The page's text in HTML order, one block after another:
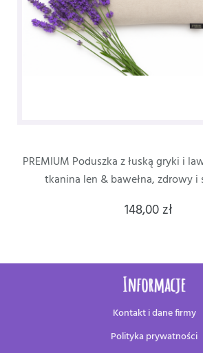
PREMIUM Poduszka z łuską gryki i
tkanina len & bawełna, zdrowy i
148,00 zł
Informacje
Kontakt i dane firmy
Polityka prywatności